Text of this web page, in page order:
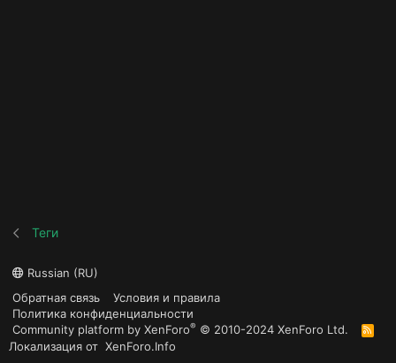
Теги
Russian (RU)
Обратная связь
Условия и правила
Политика конфиденциальности
Community platform by XenForo® © 2010-2024 XenForo Ltd.
R
S
Локализация от XenForo.Info